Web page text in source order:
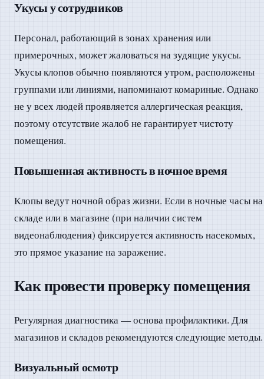
Укусы у сотрудников
Персонал, работающий в зонах хранения или
примерочных, может жаловаться на зудящие укусы.
Укусы клопов обычно появляются утром, расположены
группами или линиями, напоминают комариные. Однако
не у всех людей проявляется аллергическая реакция,
поэтому отсутствие жалоб не гарантирует чистоту
помещения.
Повышенная активность в ночное время
Клопы ведут ночной образ жизни. Если в ночные часы на
складе или в магазине (при наличии систем
видеонаблюдения) фиксируется активность насекомых,
это прямое указание на заражение.
Как провести проверку помещения
Регулярная диагностика — основа профилактики. Для
магазинов и складов рекомендуются следующие методы.
Визуальный осмотр